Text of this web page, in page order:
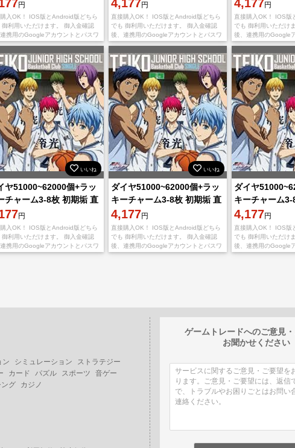
円
入OK！ IOS版とAndroid版どちら
御利用いただけます。 御入金確認
携用のGoogleアカウントとパスワ
送りいたします。 不正行為は一切
りませんので、ご安心くだ
4,177円
直接購入OK！ IOS版とAndroid版どちら
でも 御利用いただけます。 御入金確認
後、連携用のGoogleアカウントとパスワ
ードを送りいたします。 不正行為は一切
しておりませんので、ご安心くだ
4,177円
直接購入OK！ IOS版
でも 御利用いただけ
後、連携用のGoogle
ードを送りいたしま
しておりませんので
いいね
ヤ51000~62000個+ラッ
チャーム3-8枚 初期垢 直
入OK！
円
入OK！ IOS版とAndroid版どちら
御利用いただけます。 御入金確認
携用のGoogleアカウントとパスワ
送りいたします。 不正行為は一切
いいね
ダイヤ51000~62000個+ラッ
キーチャーム3-8枚 初期垢 直
接購入OK！
4,177円
直接購入OK！ IOS版とAndroid版どちら
でも 御利用いただけます。 御入金確認
後、連携用のGoogleアカウントとパスワ
ードを送りいたします。 不正行為は一切
ダイヤ
キーチャーム
接購入OK！
4,177円
直接購入OK！ IOS版
でも 御利用いただけ
後、連携用のGoogle
ードを送りいたしま
ン シミュレーション
ストラテジー
カード パズル スポーツ
音ゲー
ング カジノ
ゲームトレードへのご意見
お聞かせください